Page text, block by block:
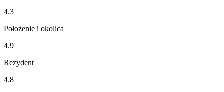
4.3
Położenie i okolica
4.9
Rezydent
4.8